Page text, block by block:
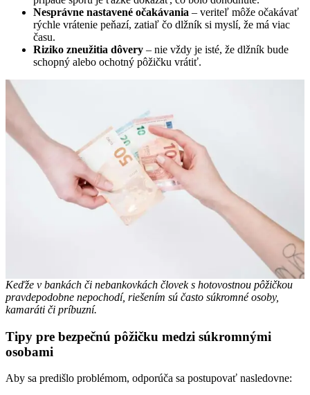
Nesprávne nastavené očakávania – veriteľ môže očakávať
rýchle vrátenie peňazí, zatiaľ čo dlžník si myslí, že má viac
času.
Riziko zneužitia dôvery – nie vždy je isté, že dlžník bude
schopný alebo ochotný pôžičku vrátiť.
Keďže v bankách či nebankovkách človek s hotovostnou pôžičkou
pravdepodobne nepochodí, riešením sú často súkromné osoby,
kamaráti či príbuzní.
Tipy pre bezpečnú pôžičku medzi súkromnými
osobami
Aby sa predišlo problémom, odporúča sa postupovať nasledovne: